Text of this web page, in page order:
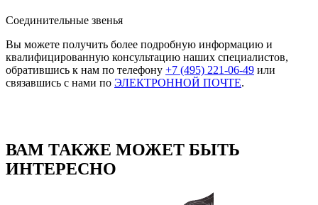
Соединительные звенья
Вы можете получить более подробную информацию и
квалифицированную консультацию наших специалистов,
обратившись к нам по телефону +7 (495) 221-06-49 или
связавшись с нами по ЭЛЕКТРОННОЙ ПОЧТЕ.
ВАМ ТАКЖЕ МОЖЕТ БЫТЬ
ИНТЕРЕСНО